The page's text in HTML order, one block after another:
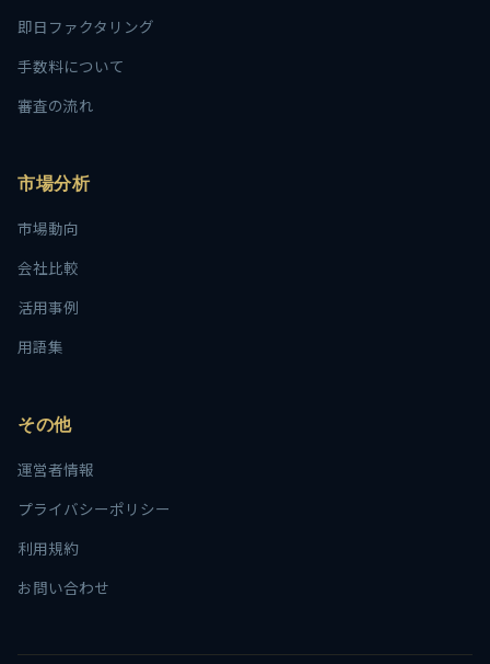
即日ファクタリング
手数料について
審査の流れ
市場分析
市場動向
会社比較
活用事例
用語集
その他
運営者情報
プライバシーポリシー
利用規約
お問い合わせ